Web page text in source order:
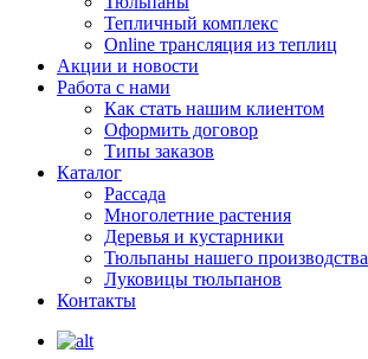
Тепличный комплекс
Online трансляция из теплиц
Акции и новости
Работа с нами
Как стать нашим клиентом
Оформить договор
Типы заказов
Каталог
Рассада
Многолетние растения
Деревья и кустарники
Тюльпаны нашего производства
Луковицы тюльпанов
Контакты